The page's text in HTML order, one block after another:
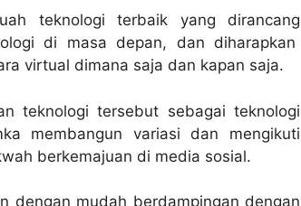
teknologi terbaik yang dirancang
di masa depan, dan diharapkan
virtual dimana saja dan kapan saja.
teknologi tersebut sebagai teknologi
membangun variasi dan mengikuti
berkemajuan di media sosial.
dengan mudah berdampingan dengan